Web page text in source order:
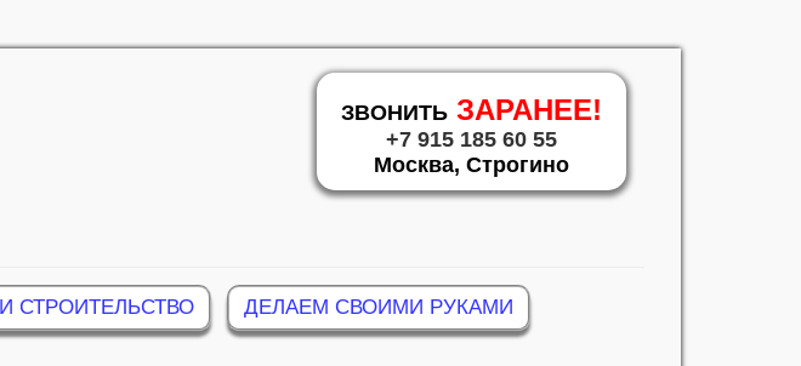
ЗВОНИТЬ ЗАРАНЕЕ!
+7 915 185 60 55
Москва, Строгино
СТРОИТЕЛЬСТВО
ДЕЛАЕМ СВОИМИ РУКАМИ